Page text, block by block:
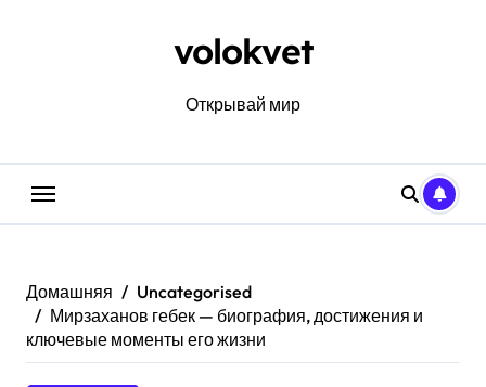
volokvet
Открывай мир
Домашняя
Uncategorised
Мирзаханов гебек — биография, достижения и
ключевые моменты его жизни